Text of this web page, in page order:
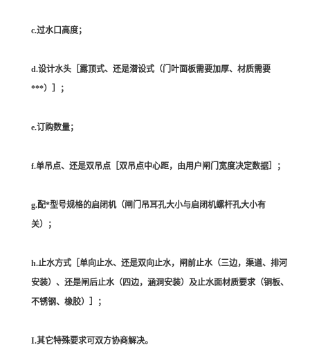
c.过水口高度；
d.设计水头［露顶式、还是潜设式（门叶面板需要加厚、材质需要
***）］；
e.订购数量；
f.单吊点、还是双吊点［双吊点中心距，由用户闸门宽度决定数据］；
g.配*型号规格的启闭机（闸门吊耳孔大小与启闭机螺杆孔大小有
关）；
h.止水方式［单向止水、还是双向止水，闸前止水（三边，渠道、排河
安装）、还是闸后止水（四边，涵洞安装）及止水面材质要求（铜板、
不锈钢、橡胶）］；
I.其它特殊要求可双方协商解决。